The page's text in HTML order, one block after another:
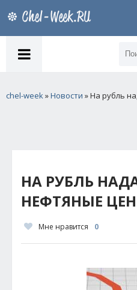
chel-week»Новости » На рубль
НА РУБЛЬ
НЕФТЯНЫЕ
Мне нравится 0